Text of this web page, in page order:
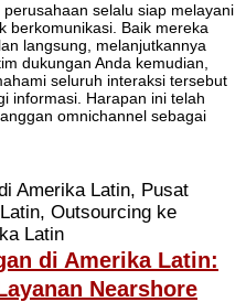
selalu siap melayani
berkomunikasi. Baik mereka
langsung, melanjutkannya
dukungan Anda kemudian,
seluruh interaksi tersebut
informasi. Harapan ini telah
omnichannel sebagai
di Amerika Latin:
Nearshore